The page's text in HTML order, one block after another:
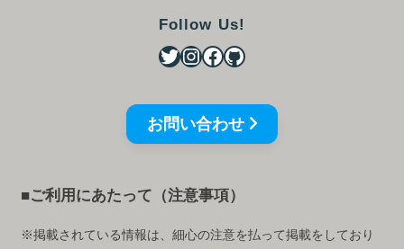
Follow Us!
お問い合わせ
■ご利用にあたって（注意事項）
※掲載されている情報は、細心の注意を払って掲載をしており